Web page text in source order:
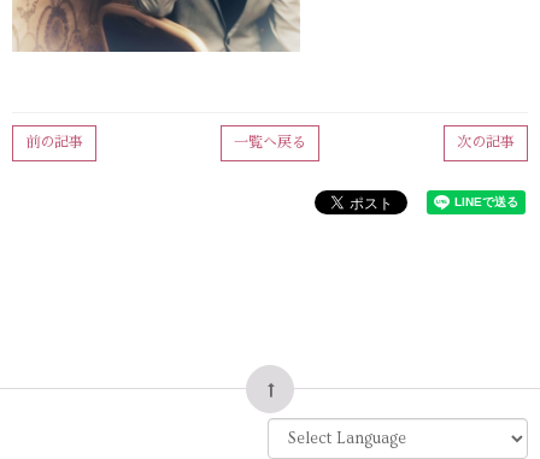
次の記事
一覧へ戻る
前の記事